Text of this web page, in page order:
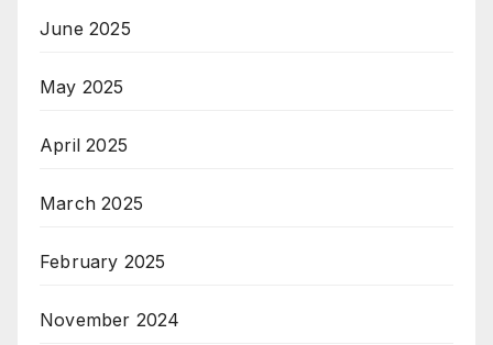
June 2025
May 2025
April 2025
March 2025
February 2025
November 2024